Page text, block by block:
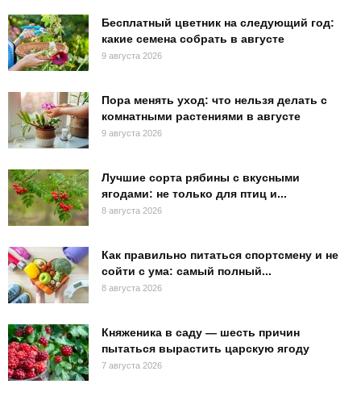
Бесплатный цветник на следующий год:
какие семена собрать в августе
9 августа 2026
Пора менять уход: что нельзя делать с
комнатными растениями в августе
9 августа 2026
Лучшие сорта рябины с вкусными
ягодами: не только для птиц и...
8 августа 2026
Как правильно питаться спортсмену и не
сойти с ума: самый полный...
8 августа 2026
Княженика в саду — шесть причин
пытаться вырастить царскую ягоду
7 августа 2026